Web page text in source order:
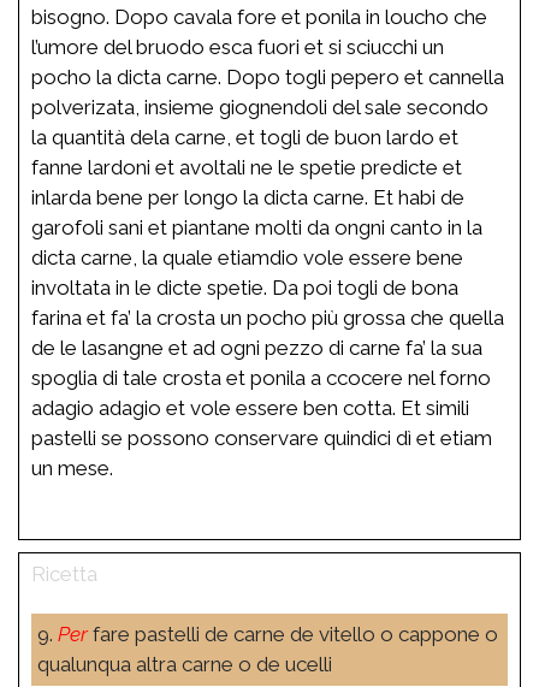
bisogno. Dopo cavala fore et ponila in loucho che
l’umore del bruodo esca fuori et si sciucchi un
pocho la dicta carne. Dopo togli pepero et cannella
polverizata, insieme giognendoli del sale secondo
la quantità dela carne, et togli de buon lardo et
fanne lardoni et avoltali ne le spetie predicte et
inlarda bene per longo la dicta carne. Et habi de
garofoli sani et piantane molti da ongni canto in la
dicta carne, la quale etiamdio vole essere bene
involtata in le dicte spetie. Da poi togli de bona
farina et fa’ la crosta un pocho più grossa che quella
de le lasangne et ad ogni pezzo di carne fa’ la sua
spoglia di tale crosta et ponila a ccocere nel forno
adagio adagio et vole essere ben cotta. Et simili
pastelli se possono conservare quindici dì et etiam
un mese.
9. Perfare pastelli de carne de vitello o cappone o
qualunqua altra carne o de ucelli